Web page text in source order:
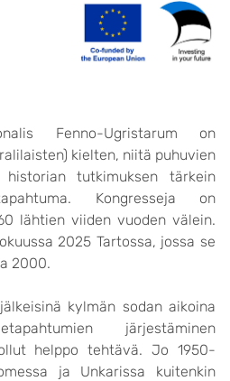
Fenno-Ugristarum on
kielten, niitä puhuvien
tutkimuksen tärkein
Kongresseja on
lähtien viiden vuoden välein.
2025 Tartossa, jossa se
2000.
kylmän sodan aikoina
järjestäminen
helppo tehtävä. Jo 1950-
ja Unkarissa kuitenkin